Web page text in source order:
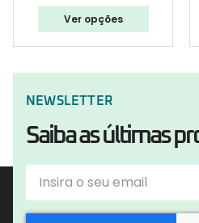
Ver opções
NEWSLETTER
Saiba as últimas